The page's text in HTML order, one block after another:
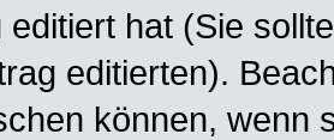
editiert hat (Sie
editierten).
können, wenn